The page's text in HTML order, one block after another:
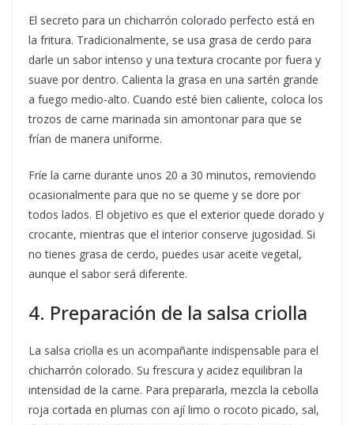
El secreto para un chicharrón colorado perfecto está en
la fritura. Tradicionalmente, se usa grasa de cerdo para
darle un sabor intenso y una textura crocante por fuera y
suave por dentro. Calienta la grasa en una sartén grande
a fuego medio-alto. Cuando esté bien caliente, coloca los
trozos de carne marinada sin amontonar para que se
frían de manera uniforme.
Fríe la carne durante unos 20 a 30 minutos, removiendo
ocasionalmente para que no se queme y se dore por
todos lados. El objetivo es que el exterior quede dorado y
crocante, mientras que el interior conserve jugosidad. Si
no tienes grasa de cerdo, puedes usar aceite vegetal,
aunque el sabor será diferente.
4. Preparación de la salsa criolla
La salsa criolla es un acompañante indispensable para el
chicharrón colorado. Su frescura y acidez equilibran la
intensidad de la carne. Para prepararla, mezcla la cebolla
roja cortada en plumas con ají limo o rocoto picado, sal,